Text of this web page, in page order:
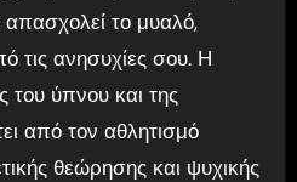
το μυαλό,
τις ανησυχίες σου. Η
του ύπνου και της
από τον αθλητισμό
θεώρησης και ψυχικής